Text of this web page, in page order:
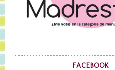
FACEBOOK